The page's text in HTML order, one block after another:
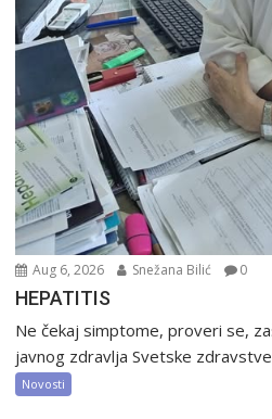
Aug 6, 2026 Snežana Bilić 0
HEPATITIS
Ne čekaj simptome, proveri se,
javnog zdravlja Svetske
Novosti